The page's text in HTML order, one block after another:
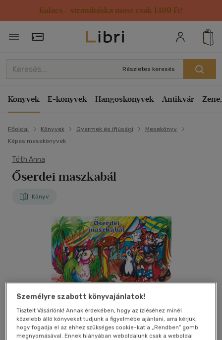
Kulacs / strandtáska most csak 1499 Ft!
Törzsvásárlói Kártya adatai
Részletes keresés
Könyvek E-könyvek Hangoskönyvek Antikvár
Főoldal Könyvek Gyermek és ifjúsági
Mesekönyv
Képes mesekönyvek
Tóth Anna
Őserdei maszkabál
Könyv
Kívánságlistához adom Megosztom
Személyre szabott könyvajánlatok!
Tisztelt Vásárlónk! Annak érdekében, hogy az ízléséhez minél
közelebb álló könyveket tudjunk a figyelmébe ajánlani, arra kérjük,
hogy fogadja el az ehhez szükséges cookie-kat a „Rendben” gomb
megnyomásával. Ennek hiányában weboldalunk csak a weboldal